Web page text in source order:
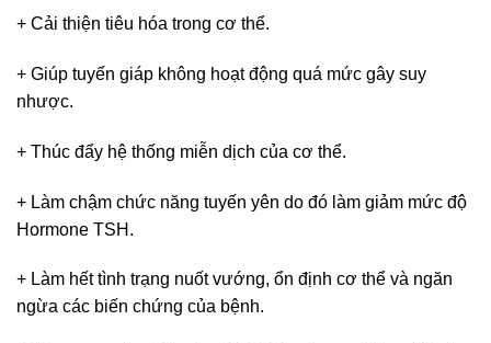
+ Cải thiện tiêu hóa trong cơ thể.
+ Giúp tuyến giáp không hoạt động quá mức gây suy
nhược.
+ Thúc đẩy hệ thống miễn dịch của cơ thể.
+ Làm chậm chức năng tuyến yên do đó làm giảm mức độ
Hormone TSH.
+ Làm hết tình trạng nuốt vướng, ổn định cơ thể và ngăn
ngừa các biến chứng của bệnh.